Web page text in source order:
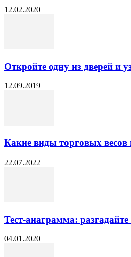
12.02.2020
Откройте одну из дверей и
12.09.2019
Какие виды торговых весов
22.07.2022
Тест-анаграмма:
04.01.2020